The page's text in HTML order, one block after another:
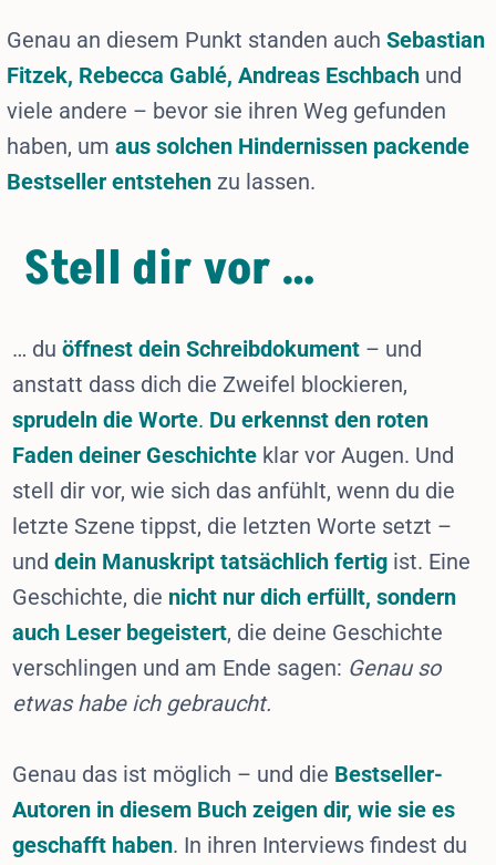
Genau an diesem Punkt standen auch Sebastian
Fitzek, Rebecca Gablé, Andreas Eschbach und
viele andere – bevor sie ihren Weg gefunden
haben, um aus solchen Hindernissen packende
Bestseller entstehen zu lassen.
Stell dir vor …
… du öffnest dein Schreibdokument– und
anstatt dass dich die Zweifel blockieren,
sprudeln die Worte. Du erkennst den roten
Faden deiner Geschichte klar vor Augen. Und
stell dir vor, wie sich das anfühlt, wenn du die
letzte Szene tippst, die letzten Worte setzt –
und dein Manuskript tatsächlich fertigist. Eine
Geschichte, die nicht nur dich erfüllt, sondern
auch Leser begeistert, die deine Geschichte
verschlingen und am Ende sagen: Genau so
etwas habe ich gebraucht.
Genau das ist möglich – und die Bestseller-
Autoren in diesem Buch zeigen dir, wie sie es
geschafft haben. In ihren Interviews findest du